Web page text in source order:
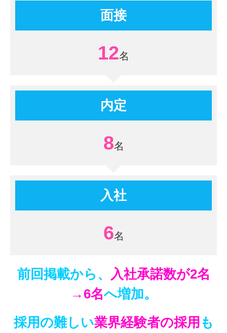
面接
12
内定
8
入社
6
前回掲載から、
入社承諾数が2名
→6名へ増加。
採用の難しい業界経験者の採用 も